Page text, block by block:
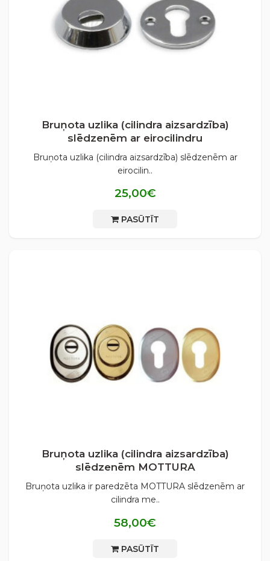
Bruņota uzlika (cilindra aizsardzība)
slēdzenēm ar eirocilindru
Bruņota uzlika (cilindra aizsardzība) slēdzenēm ar
eirocilin..
25,00€
PASŪTĪT
Bruņota uzlika (cilindra aizsardzība)
slēdzenēm MOTTURA
Bruņota uzlika ir paredzēta MOTTURA slēdzenēm ar
cilindra me..
58,00€
PASŪTĪT